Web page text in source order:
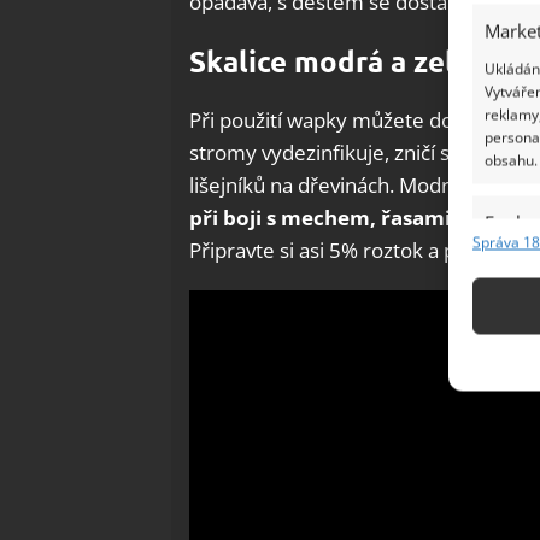
obsahu.
Funkce
Správa
Skalice modrá a zelená
Při použití wapky můžete do
stromy vydezinfikuje, zničí spory
lišejníků na dřevinách. Modrá skalice
při boji s mechem, řasami i lišejníky
Připravte si asi 5% roztok a použijte